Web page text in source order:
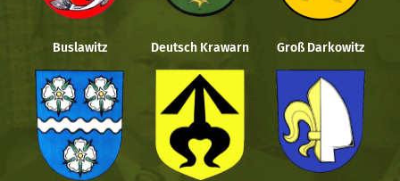
Buslawitz Deutsch Krawarn Groß Darkowitz